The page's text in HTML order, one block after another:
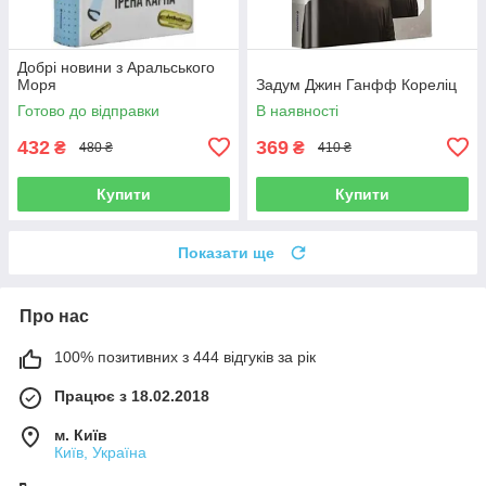
Добрі новини з Аральського
Моря
Готово до відправки
432 ₴ 480 ₴
Купити
Задум Джин Ганфф Кореліц
В наявності
369 ₴ 410 ₴
Купити
Показати ще
Про нас
100% позитивних з 444 відгуків за рік
Працює з 18.02.2018
м. Київ
Київ, Україна